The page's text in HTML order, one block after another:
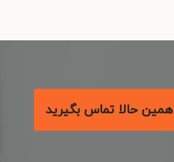
همین حالا تماس بگیرید